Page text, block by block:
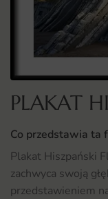
PLAKAT
Co przedstawia ta
Plakat Hiszpański
zachwyca swoją
przedstawieniem